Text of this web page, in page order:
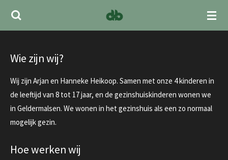
Ga
de
hoofdinhoud
Wie zijn wij?
Wij zijn Arjan en Hanneke Heikoop. Samen met onze 4 kinderen in
de leeftijd van 8 tot 17 jaar, en de gezinshuiskinderen wonen we
in Geldermalsen. We wonen in het gezinshuis als een zo normaal
mogelijk gezin.
Hoe werken wij